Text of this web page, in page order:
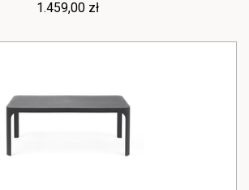
1.459,00 zł